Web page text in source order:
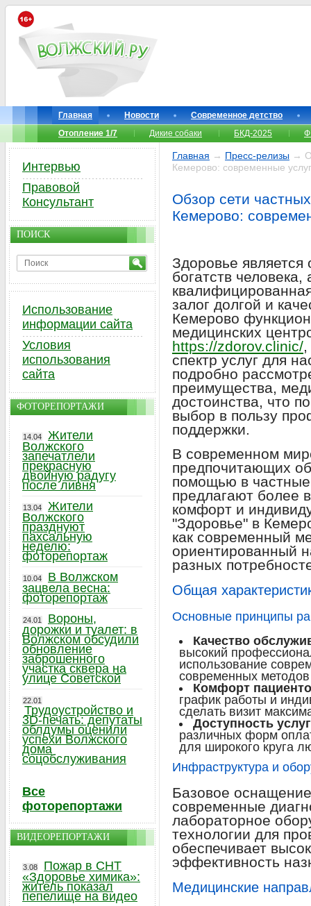
Главная Новости
Современное детство
Отопление 1/7
Дикие собаки БКД-2025
Главная → Пресс-релизы →
Кемерово: современные
Обзор сети
Кемерово:
Здоровье
богатств
залог долгой и
Кемерово
медицинских
https://zdorov.clinic/
спектр услуг для
подробно
преимущества,
достоинства, что
выбор в пользу
поддержки.
В современном
предпочитающих
помощью в частные
предлагают более
комфорт и
"Здоровье" в
как современный
ориентированный
разных
Общая
Основные принципы
Качество
высокий
использование
современных
Комфорт
график работы и
сделать визит
Доступность
различных форм
для широкого круга
Инфраструктура и
Базовое
современные
лабораторное
технологии для
обеспечивает
эффективность
Медицинские
Интервью
Правовой
Консультант
ПОИСК
Использование
информации сайта
Условия
использования
сайта
ФОТОРЕПОРТАЖИ
14.04
Жители
Волжского
запечатлели
прекрасную
двойную радугу
после ливня
13.04
Жители
Волжского
празднуют
пахсальную
неделю:
фоторепортаж
10.04
В Волжском
зацвела весна:
фоторепортаж
24.01
Вороны,
дорожки и туалет: в
Волжском обсудили
обновление
заброшенного
участка сквера на
улице Советской
22.01
Трудоустройство и
3D-печать: депутаты
облдумы оценили
успехи Волжского
дома
соцобслуживания
Все
фоторепортажи
ВИДЕОРЕПОРТАЖИ
3.08
Пожар в СНТ
«Здоровье химика»:
житель показал
пепелище на видео